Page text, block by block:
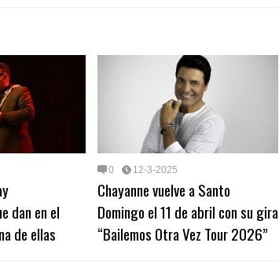
dan en el
de ellas
0 12-3-2025
Chayanne vuelve a Santo
Domingo el 11 de abril con su gira
“Bailemos Otra Vez Tour 2026”